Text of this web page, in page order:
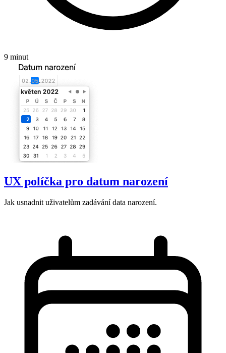
9 minut
UX políčka pro datum narození
Jak usnadnit uživatelům zadávání data narození.